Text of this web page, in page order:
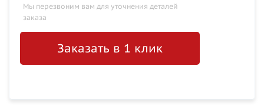
Мы перезвоним вам для уточнения деталей
заказа
Заказать в 1 клик